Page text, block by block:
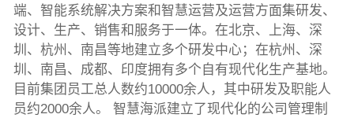
端、智能系统解决方案和智慧运营及运营方面集研发、
设计、生产、销售和服务于一体。在北京、上海、深
圳、杭州、南昌等地建立多个研发中心；在杭州、深
圳、南昌、成都、印度拥有多个自有现代化生产基地。
目前集团员工总人数约10000余人，其中研发及职能人
员约2000余人。 智慧海派建立了现代化的公司管理制